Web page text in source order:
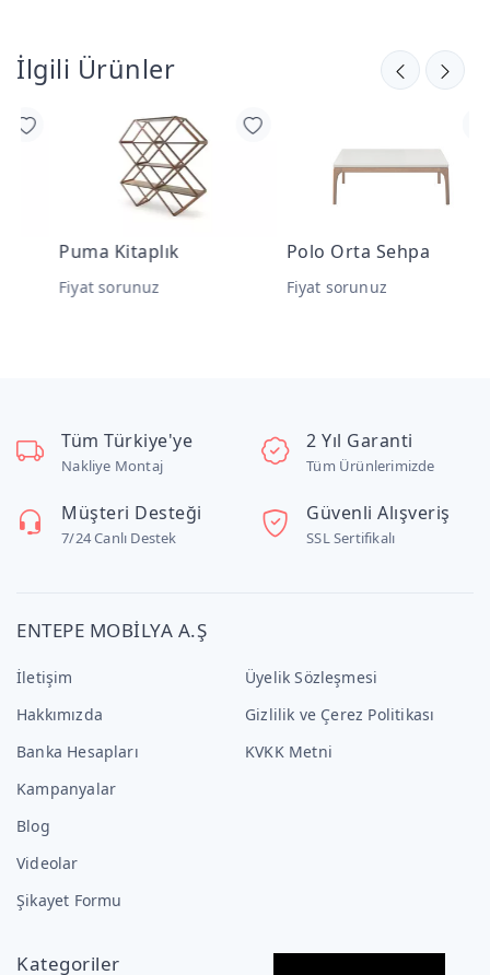
İlgili Ürünler
Puma Kitaplık
Fiyat sorunuz
Polo Orta Sehpa
Fiyat sorunuz
Tüm Türkiye'ye
Nakliye Montaj
2 Yıl Garanti
Tüm Ürünlerimizde
Müşteri Desteği
7/24 Canlı Destek
Güvenli Alışveriş
SSL Sertifikalı
ENTEPE MOBİLYA A.Ş
İletişim
Hakkımızda
Banka Hesapları
Kampanyalar
Blog
Videolar
Şikayet Formu
Üyelik Sözleşmesi
Gizlilik ve Çerez Politikası
KVKK Metni
Kategoriler